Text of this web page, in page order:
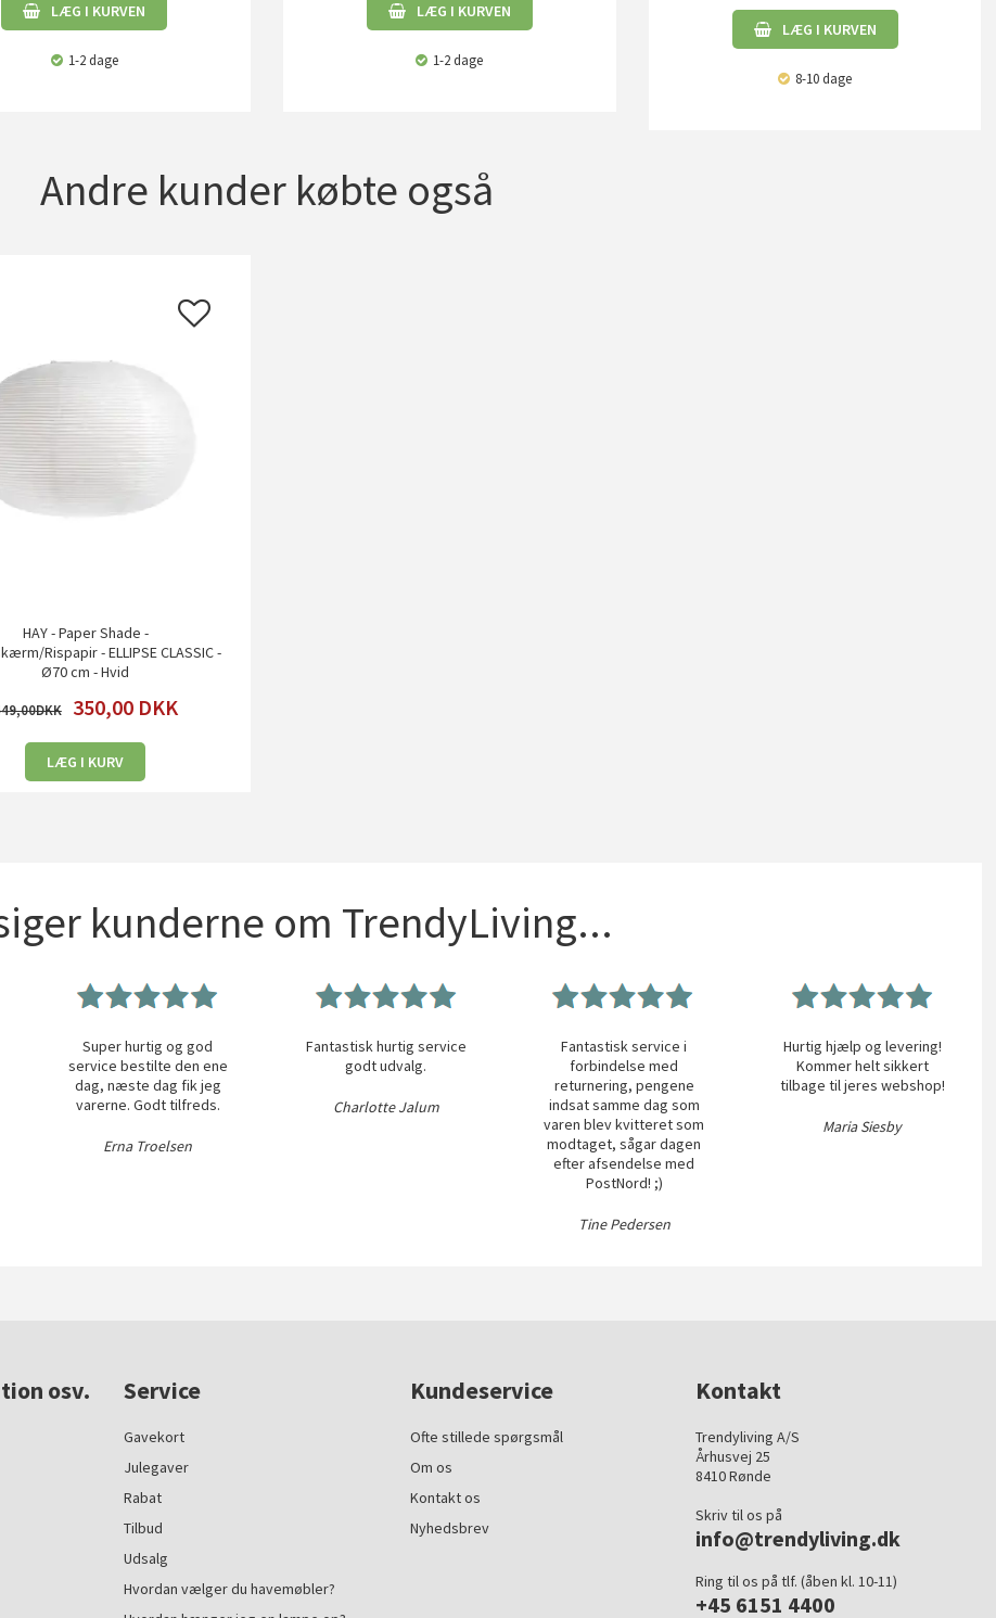
LÆG I KURVEN
1-2 dage
LÆG I KURVEN
1-2 dage
LÆG I KURVEN
8-10 dage
Andre kunder købte også
HAY - Paper Shade -
Rispapir - ELLIPSE CLASSIC -
Ø70 cm - Hvid
350,00 DKK
LÆG I KURV
kunderne om TrendyLiving...
Super hurtig og god
service bestilte den ene
dag, næste dag fik jeg
varerne. Godt tilfreds.
Erna Troelsen
Fantastisk hurtig service
godt udvalg.
Charlotte Jalum
Fantastisk service i
forbindelse med
returnering, pengene
indsat samme dag som
varen blev kvitteret som
modtaget, sågar dagen
efter afsendelse med
PostNord! ;)
Tine Pedersen
Hurtig hjælp og levering!
Kommer helt sikkert
tilbage til jeres webshop!
Maria Siesby
osv. Service
Gavekort
Julegaver
Rabat
Tilbud
Udsalg
Hvordan vælger du havemøbler?
Kundeservice
Ofte stillede spørgsmål
Om os
Kontakt os
Nyhedsbrev
Kontakt
Trendyliving A/S
Århusvej 25
8410 Rønde
Skriv til os på
info@trendyliving.dk
Ring til os på tlf. (åben kl. 10-11)
+45 6151 4400